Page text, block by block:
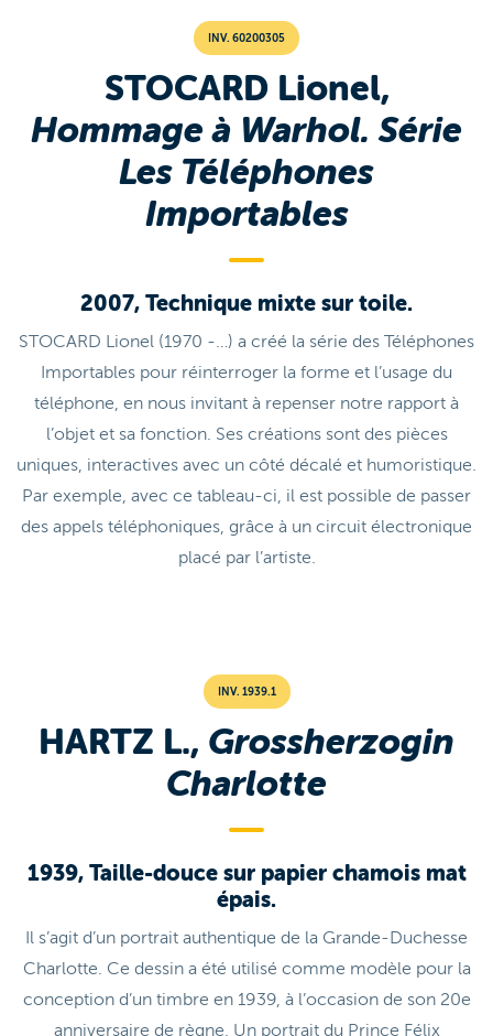
INV. 60200305
STOCARD Lionel,
Hommage à Warhol. Série
Les Téléphones
Importables
2007, Technique mixte sur toile.
STOCARD Lionel (1970 -…) a créé la série des Téléphones
Importables pour réinterroger la forme et l’usage du
téléphone, en nous invitant à repenser notre rapport à
l’objet et sa fonction. Ses créations sont des pièces
uniques, interactives avec un côté décalé et humoristique.
Par exemple, avec ce tableau-ci, il est possible de passer
des appels téléphoniques, grâce à un circuit électronique
placé par l’artiste.
INV. 1939.1
HARTZ L., Grossherzogin
Charlotte
1939, Taille-douce sur papier chamois mat
épais.
Il s’agit d’un portrait authentique de la Grande-Duchesse
Charlotte. Ce dessin a été utilisé comme modèle pour la
conception d’un timbre en 1939, à l’occasion de son 20e
anniversaire de règne. Un portrait du Prince Félix